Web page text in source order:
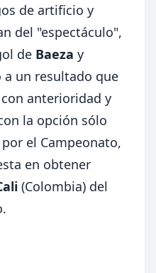
de artificio y
del "espectáculo",
de Baeza y
a un resultado que
anterioridad y
la opción sólo
el Campeonato,
en obtener
(Colombia) del